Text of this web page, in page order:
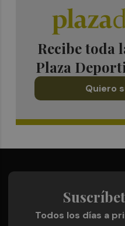
Recibe toda
Plaza
Quiero
Todos los días a